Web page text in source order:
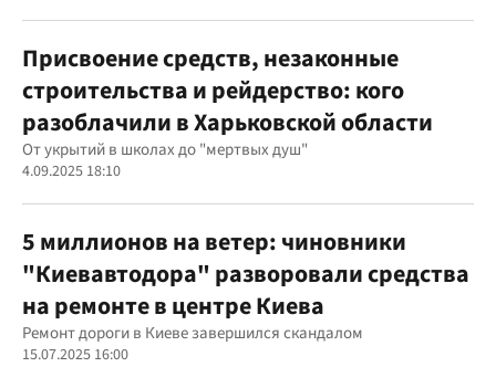
Присвоение средств, незаконные
строительства и рейдерство: кого
разоблачили в Харьковской области
От укрытий в школах до "мертвых душ"
4.09.2025 18:10
5 миллионов на ветер: чиновники
"Киевавтодора" разворовали средства
на ремонте в центре Киева
Ремонт дороги в Киеве завершился скандалом
15.07.2025 16:00